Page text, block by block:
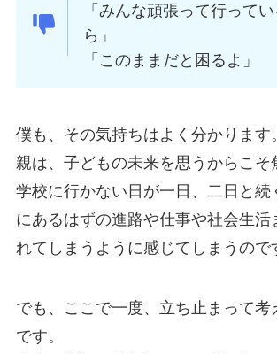
「みんな頑張って行って
ら」
「このままだと困るよ」
僕も、その気持ちはよく分かります。
親は、子どもの未来を思うからこそ
学校に行かない日が一日、二日と続
にあるはずの進路や仕事や社会生活
れてしまうように感じてしまうので
でも、ここで一度、立ち止まって考
です。